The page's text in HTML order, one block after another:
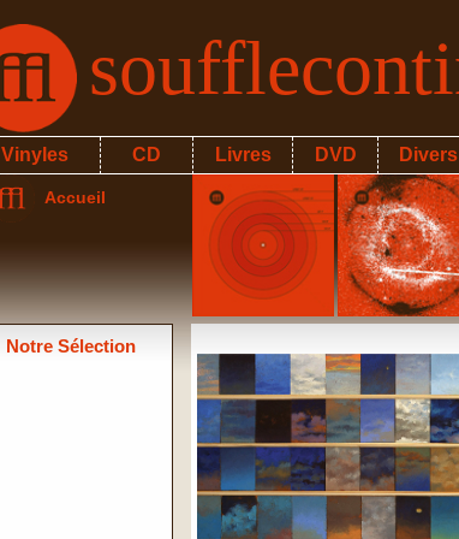
Vinyles CD Livres DVD Divers
Accueil
Notre Sélection